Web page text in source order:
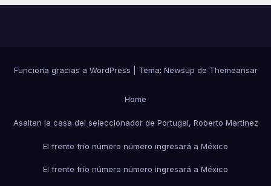
Funciona gracias a WordPress Tema: Newsup de Themeansar
Home
Asaltan la casa del seleccionador de Portugal, Roberto Martínez
El frente frío número número ingresará a México
El frente frío número número ingresará a México